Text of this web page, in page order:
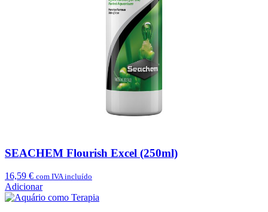
SEACHEM Flourish Excel (250ml)
16,59 € com IVA incluído
Adicionar